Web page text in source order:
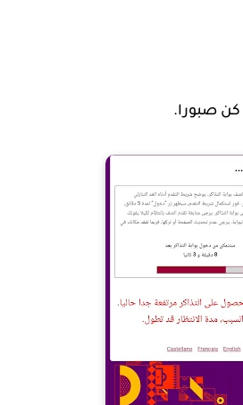
كن صبورا.